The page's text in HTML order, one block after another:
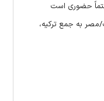
حضوری است
به جمع ترکیه،